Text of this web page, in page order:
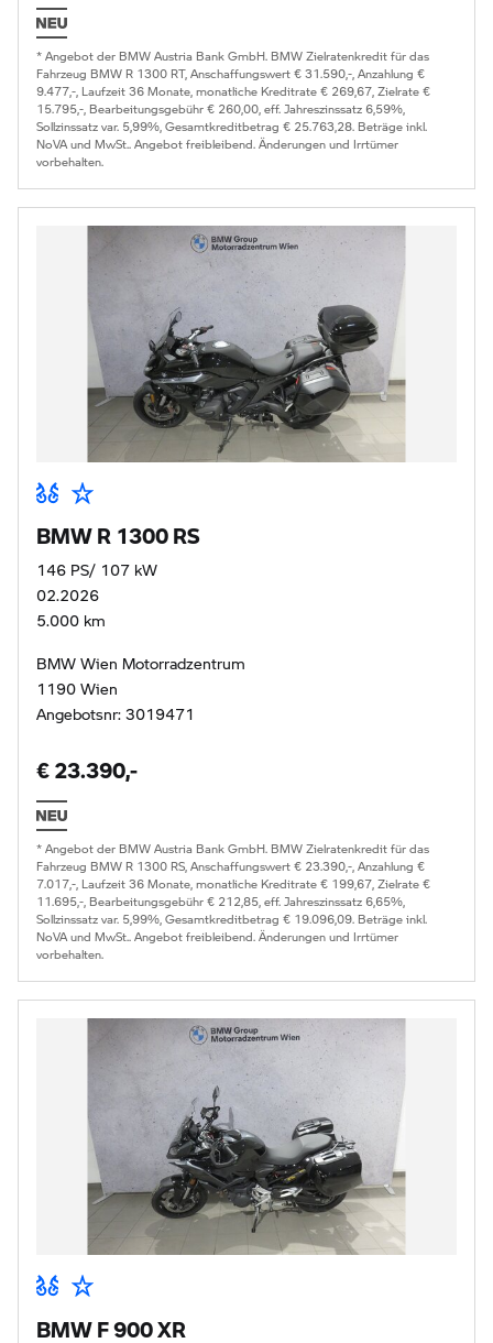
* Angebot der BMW Austria Bank GmbH. BMW Zielratenkredit für das
Fahrzeug BMW R 1300 RT, Anschaffungswert € 31.590,-, Anzahlung €
9.477,-, Laufzeit 36 Monate, monatliche Kreditrate € 269,67, Zielrate €
15.795,-, Bearbeitungsgebühr € 260,00, eff. Jahreszinssatz 6,59%,
Sollzinssatz var. 5,99%, Gesamtkreditbetrag € 25.763,28. Beträge inkl.
NoVA und MwSt.. Angebot freibleibend. Änderungen und Irrtümer
vorbehalten.
BMW R 1300 RS
146 PS/ 107 kW
02.2026
5.000 km
BMW Wien Motorradzentrum
1190 Wien
Angebotsnr: 3019471
€ 23.390,-
* Angebot der BMW Austria Bank GmbH. BMW Zielratenkredit für das
Fahrzeug BMW R 1300 RS, Anschaffungswert € 23.390,-, Anzahlung €
7.017,-, Laufzeit 36 Monate, monatliche Kreditrate € 199,67, Zielrate €
11.695,-, Bearbeitungsgebühr € 212,85, eff. Jahreszinssatz 6,65%,
Sollzinssatz var. 5,99%, Gesamtkreditbetrag € 19.096,09. Beträge inkl.
NoVA und MwSt.. Angebot freibleibend. Änderungen und Irrtümer
vorbehalten.
BMW F 900 XR